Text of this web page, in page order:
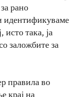
рано
идентификуваме
исто така, ја
заложбите за
правила во